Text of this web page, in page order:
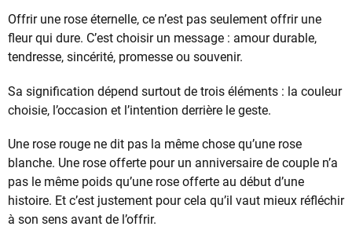
Offrir une rose éternelle, ce n’est pas seulement offrir une
fleur qui dure. C’est choisir un message : amour durable,
tendresse, sincérité, promesse ou souvenir.
Sa signification dépend surtout de trois éléments : la couleur
choisie, l’occasion et l’intention derrière le geste.
Une rose rouge ne dit pas la même chose qu’une rose
blanche. Une rose offerte pour un anniversaire de couple n’a
pas le même poids qu’une rose offerte au début d’une
histoire. Et c’est justement pour cela qu’il vaut mieux réfléchir
à son sens avant de l’offrir.